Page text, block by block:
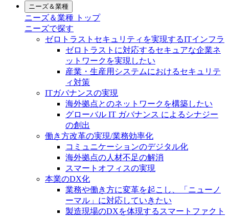
ニーズ＆業種
ニーズ＆業種 トップ
ニーズで探す
ゼロトラストセキュリティを実現するITインフラ
ゼロトラストに対応するセキュアな企業ネ
ットワークを実現したい
産業・生産用システムにおけるセキュリテ
ィ対策
ITガバナンスの実現
海外拠点とのネットワークを構築したい
グローバル IT ガバナンス によるシナジー
の創出
働き方改革の実現/業務効率化
コミュニケーションのデジタル化
海外拠点の人材不足の解消
スマートオフィスの実現
本業のDX化
業務や働き方に変革を起こし、「ニューノ
ーマル」に対応していきたい
製造現場のDXを体現するスマートファクト